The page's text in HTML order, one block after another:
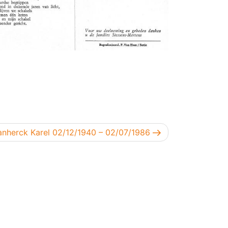
bericht
Karel 02/12/1940 – 02/07/1986